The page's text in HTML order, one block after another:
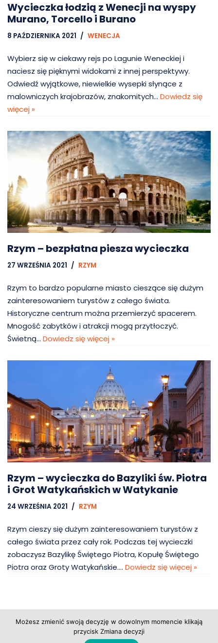
Wycieczka łodzią z Wenecji na wyspy
Murano, Torcello i Burano
8 PAŹDZIERNIKA 2021 WENECJA
Wybierz się w ciekawy rejs po Lagunie Weneckiej i
naciesz się pięknymi widokami z innej perspektywy.
Odwiedź wyjątkowe, niewielkie wysepki słynące z
malowniczych krajobrazów, znakomitych… Dowiedz się
więcej »
Rzym – bezpłatna piesza wycieczka
27 WRZEŚNIA 2021 RZYM
Rzym to bardzo popularne miasto cieszące się dużym
zainteresowaniem turystów z całego świata.
Historyczne centrum można przemierzyć spacerem.
Mnogość zabytków i atrakcji mogą przytłoczyć.
Świetną… Dowiedz się więcej »
Rzym – wycieczka do Bazyliki św. Piotra
i Grot Watykańskich w Watykanie
24 WRZEŚNIA 2021 RZYM
Rzym cieszy się dużym zainteresowaniem turystów z
całego świata przez cały rok. Podczas tej wycieczki
zobaczysz Bazylikę Świętego Piotra, Kopułę Świętego
Piotra oraz Groty Watykańskie.… Dowiedz się więcej »
Możesz zmienić swoją decyzję w dowolnym momencie klikają
przycisk Zmiana decyzji